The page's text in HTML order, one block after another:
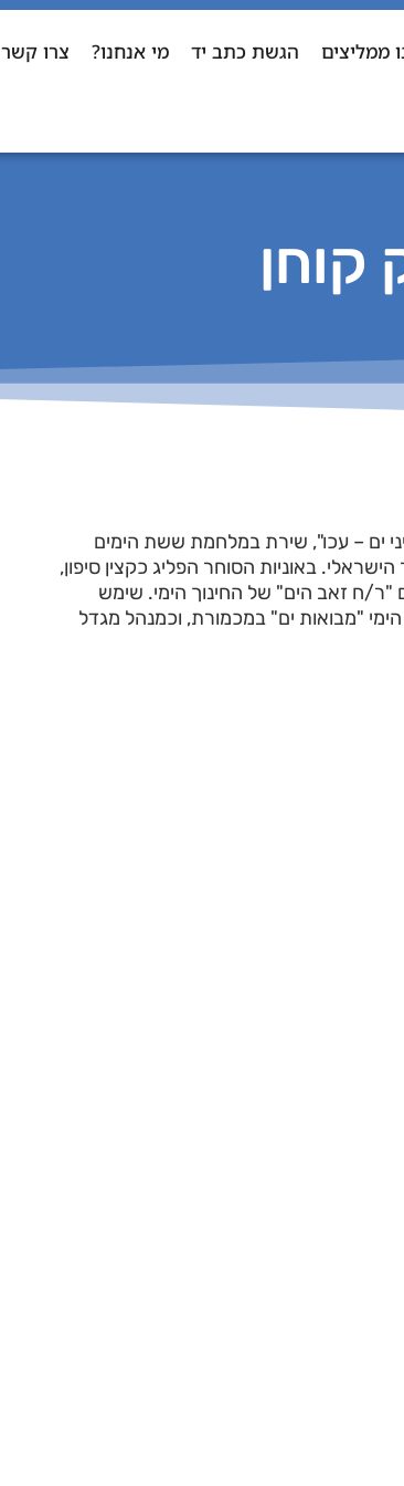
ממליצים הגשת כתב יד מי אנחנו? צרו קשר
קוחן
ים – עכו", שירת במלחמת ששת הימים
באוניות הסוחר הפליג כקצין סיפון,
"ר/ח זאב הים" של החינוך הימי. שימש
"מבואות ים" במכמורת, וכמנהל מגדל